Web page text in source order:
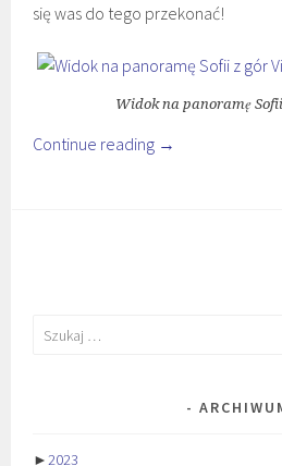
się was do tego przekonać!
Widok na panoramę
Continue reading →
Szukaj:
►2023